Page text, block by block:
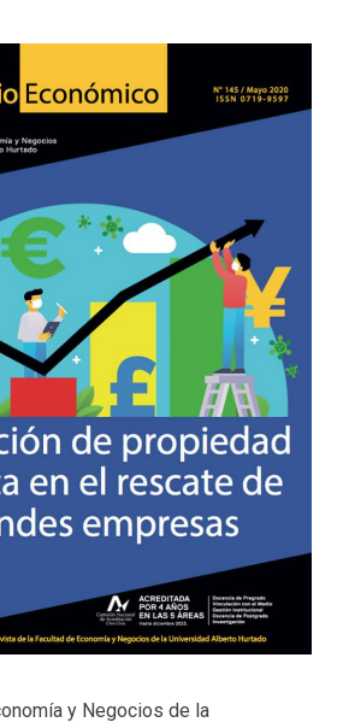
y Negocios de la